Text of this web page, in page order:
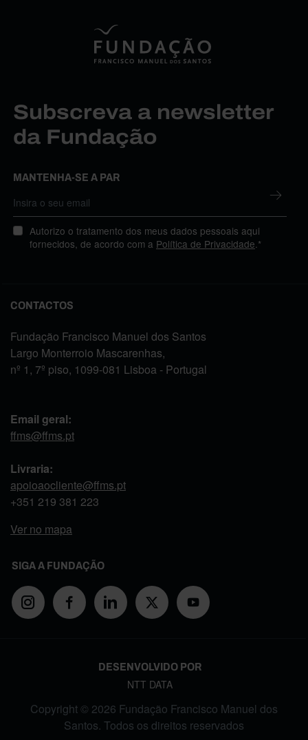
Subscreva a newsletter
da Fundação
MANTENHA-SE A PAR
Autorizo o tratamento dos meus dados pessoais aqui
fornecidos, de acordo com a Política de Privacidade .*
CONTACTOS
Fundação Francisco Manuel dos Santos
Largo Monterroio Mascarenhas,
nº 1, 7º piso, 1099-081 Lisboa - Portugal
Email geral:
ffms@ffms.pt
Livraria:
apoioaocliente@ffms.pt
+351 219 381 223
Ver no mapa
SIGA A FUNDAÇÃO
DESENVOLVIDO POR
NTT DATA
Copyright © 2026 Fundação Francisco Manuel dos
Santos. Todos os direitos reservados